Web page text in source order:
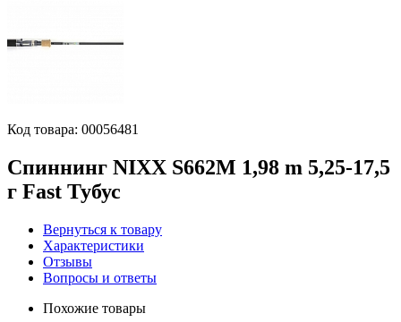
Код товара: 00056481
Спиннинг NIXX S662M 1,98 m 5,25-17,5
г Fast Тубус
Вернуться к товару
Характеристики
Отзывы
Вопросы и ответы
Похожие товары